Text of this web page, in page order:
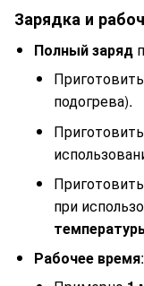
Зарядка и
Полный заряд
подогрева).
при
Рабочее время: